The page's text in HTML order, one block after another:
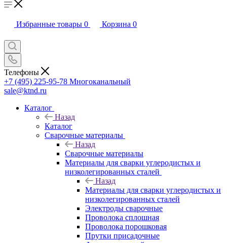
Избранные товары 0 Корзина 0
Телефоны
+7 (495) 225-95-78 Многоканальный
sale@ktnd.ru
Каталог
Назад
Каталог
Сварочные материалы
Назад
Сварочные материалы
Материалы для сварки углеродистых и
низколегированных сталей
Назад
Материалы для сварки углеродистых и
низколегированных сталей
Электроды сварочные
Проволока сплошная
Проволока порошковая
Прутки присадочные